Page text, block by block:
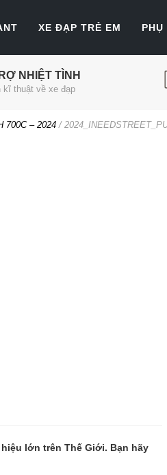
XE ĐẠP TRẺ EM PHỤ
NHIỆT TÌNH
kĩ thuật về xe đạp
700C – 2024 /
lớn trên Thế Giới. Bạn hãy